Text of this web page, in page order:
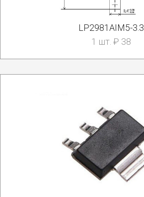
LP2981AIM5-3.3
1 шт. ₽ 38